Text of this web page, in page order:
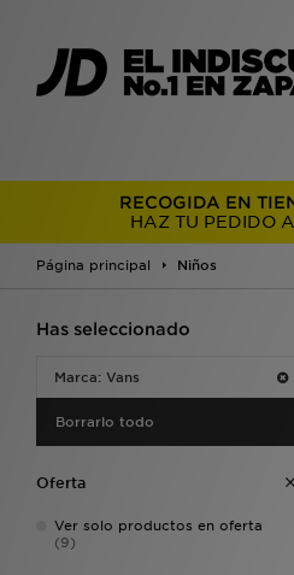
RECOGIDA EN
HAZ TU PEDIDO
Página principal Niños
Has seleccionado
Marca: Vans
Borrarlo todo
Oferta
Ver solo productos en oferta
(9)